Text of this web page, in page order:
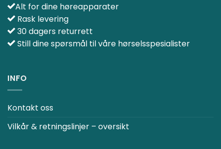
Alt for dine høreapparater
Rask levering
30 dagers returrett
Still dine spørsmål til våre hørselsspesialister
INFO
Kontakt oss
Vilkår & retningslinjer – oversikt